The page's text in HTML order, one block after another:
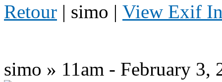
Retour | simo | View Exif
simo » 11am - February 3,